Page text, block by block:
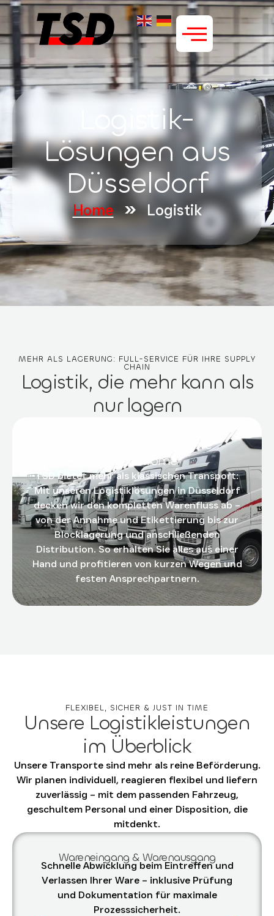
Logistik-
Lösungen aus
Düsseldorf
Home » Logistik
MEHR ALS LAGERUNG: FULL-SERVICE FÜR IHRE SUPPLY
CHAIN
Logistik, die mehr kann als
nur lagern
Effiziente Abläufe für Ihre
Warenströme
TSD bietet mehr als klassischen Transport:
Mit unseren Logistiklösungen in Düsseldorf
decken wir den kompletten Warenfluss ab –
von der Annahme und Etikettierung bis zur
Blocklagerung und anschließenden
Distribution. So erhalten Sie alles aus einer
Hand und profitieren von kurzen Wegen und
festen Ansprechpartnern.
FLEXIBEL, SICHER & JUST IN TIME
Unsere Logistikleistungen
im Überblick
Unsere Transporte sind mehr als reine Beförderung.
Wir planen individuell, reagieren flexibel und liefern
zuverlässig – mit dem passenden Fahrzeug,
geschultem Personal und einer Disposition, die
mitdenkt.
Wareneingang & Warenausgang
Schnelle Abwicklung beim Eintreffen und
Verlassen Ihrer Ware – inklusive Prüfung
und Dokumentation für maximale
Prozesssicherheit.